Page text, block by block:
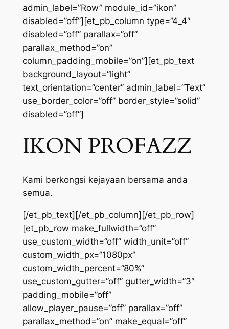
admin_label=”Row” module_id=”ikon”
disabled=”off”][et_pb_column type=”4_4″
disabled=”off” parallax=”off”
parallax_method=”on”
column_padding_mobile=”on”][et_pb_text
background_layout=”light”
text_orientation=”center” admin_label=”Text”
use_border_color=”off” border_style=”solid”
disabled=”off”]
IKON PROFAZZ
Kami berkongsi kejayaan bersama anda
semua.
[/et_pb_text][/et_pb_column][/et_pb_row]
[et_pb_row make_fullwidth=”off”
use_custom_width=”off” width_unit=”off”
custom_width_px=”1080px”
custom_width_percent=”80%”
use_custom_gutter=”off” gutter_width=”3″
padding_mobile=”off”
allow_player_pause=”off” parallax=”off”
parallax_method=”on” make_equal=”off”